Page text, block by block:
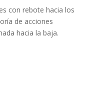
con rebote hacia los
de acciones
hacia la baja.